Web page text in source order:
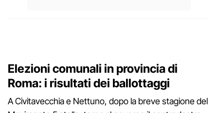
Elezioni comunali in provincia di
Roma: i risultati dei ballottaggi
A Civitavecchia e Nettuno, dopo la breve stagione del